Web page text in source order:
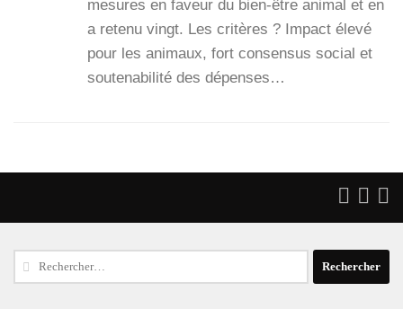
mesures en faveur du bien-être ani­mal et en
a rete­nu vingt. Les cri­tères ? Impact éle­vé
pour les ani­maux, fort consen­sus social et
sou­te­na­bi­li­té des dépenses…
Rechercher :